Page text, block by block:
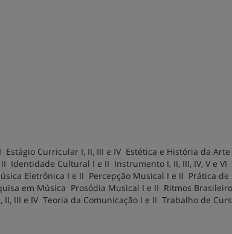
Estágio Curricular I, II, III e IV Estética e História da
Identidade Cultural I e II Instrumento I, II, III, IV, V e VI
Eletrônica I e II Percepção Musical I e II Prática de
em Música Prosódia Musical I e II Ritmos
III e IV Teoria da Comunicação I e II Trabalho de